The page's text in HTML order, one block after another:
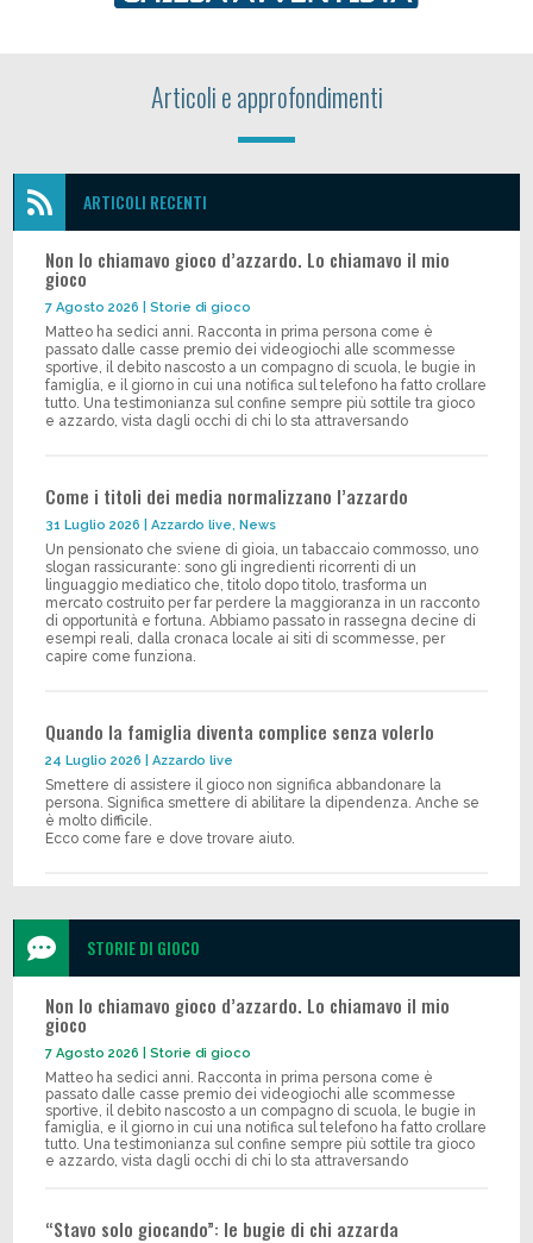
Articoli e approfondimenti
 ARTICOLI RECENTI
Non lo chiamavo gioco d’azzardo. Lo chiamavo il mio
gioco
7 Agosto 2026 |Storie di gioco
Matteo ha sedici anni. Racconta in prima persona come è
passato dalle casse premio dei videogiochi alle scommesse
sportive, il debito nascosto a un compagno di scuola, le bugie in
famiglia, e il giorno in cui una notifica sul telefono ha fatto crollare
tutto. Una testimonianza sul confine sempre più sottile tra gioco
e azzardo, vista dagli occhi di chi lo sta attraversando
Come i titoli dei media normalizzano l’azzardo
31 Luglio 2026 |Azzardo live,News
Un pensionato che sviene di gioia, un tabaccaio commosso, uno
slogan rassicurante: sono gli ingredienti ricorrenti di un
linguaggio mediatico che, titolo dopo titolo, trasforma un
mercato costruito per far perdere la maggioranza in un racconto
di opportunità e fortuna. Abbiamo passato in rassegna decine di
esempi reali, dalla cronaca locale ai siti di scommesse, per
capire come funziona.
Quando la famiglia diventa complice senza volerlo
24 Luglio 2026 |Azzardo live
Smettere di assistere il gioco non significa abbandonare la
persona. Significa smettere di abilitare la dipendenza. Anche se
è molto difficile.
Ecco come fare e dove trovare aiuto.
 STORIE DI GIOCO
Non lo chiamavo gioco d’azzardo. Lo chiamavo il mio
gioco
7 Agosto 2026 |Storie di gioco
Matteo ha sedici anni. Racconta in prima persona come è
passato dalle casse premio dei videogiochi alle scommesse
sportive, il debito nascosto a un compagno di scuola, le bugie in
famiglia, e il giorno in cui una notifica sul telefono ha fatto crollare
tutto. Una testimonianza sul confine sempre più sottile tra gioco
e azzardo, vista dagli occhi di chi lo sta attraversando
“Stavo solo giocando”: le bugie di chi azzarda